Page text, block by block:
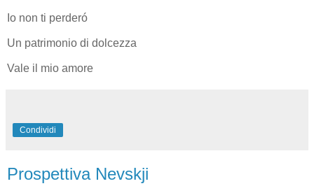
Io non ti perderó
Un patrimonio di dolcezza
Vale il mio amore
Condividi
Prospettiva Nevskji